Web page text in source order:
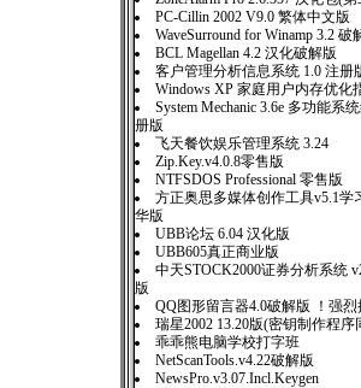
PC-Cillin 2002 V9.0 繁体中文版
WaveSurround for Winamp 3.2 破
BCL Magellan 4.2 汉化破解版
客户管理分析信息系统 1.0 注
Windows XP 家庭用户内存优
System Mechanic 3.6e 多功能系
册版
飞天餐饮娱乐管理系统 3.24
Zip.Key.v4.0.8零售版
NTFSDOS Professional 零售版
方正奥思多媒体创作工具v5.1学
华版
UBB论坛 6.04 汉化版
UBB605真正商业版
中天STOCK2000证券分析系统
版
QQ图形留言器4.0破解版 ！强烈
瑞星2002 13.20版(密钥制作程
乖乖熊电脑学校打字班
NetScanTools.v4.22破解版
NewsPro.v3.07.Incl.Keygen